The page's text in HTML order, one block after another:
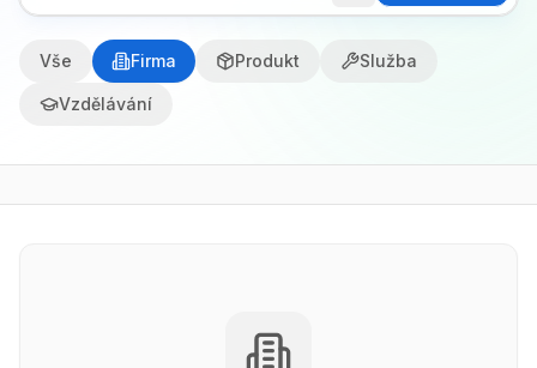
Vše Firma Produkt Služba
Vzdělávání